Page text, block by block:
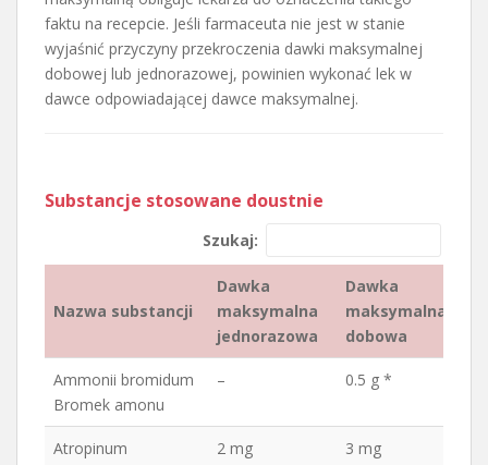
faktu na recepcie. Jeśli farmaceuta nie jest w stanie
wyjaśnić przyczyny przekroczenia dawki maksymalnej
dobowej lub jednorazowej, powinien wykonać lek w
dawce odpowiadającej dawce maksymalnej.
Substancje stosowane doustnie
Szukaj:
Nazwa substancji
Dawka
maksymalna
jednorazowa
Dawka
maksymalna
dobowa
Nazwa substancji
jednorazowa
Dawka
maksymalna
dobowa
Ammonii bromidum
Bromek amonu
– 0.5 g *
Atropinum
2 mg 3 mg